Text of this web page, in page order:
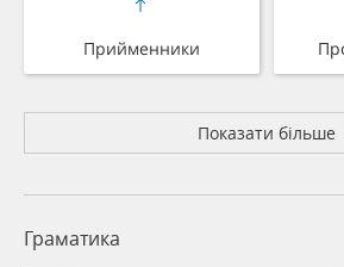
Прийменники
Показати більше
Граматика